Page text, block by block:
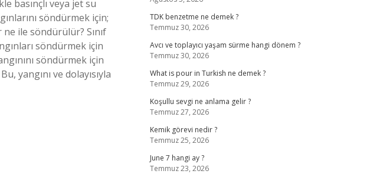
basınçlı veya jet su
söndürmek için;
ne ile söndürülür? Sınıf
söndürmek için
söndürmek için
yangını ve dolayısıyla
TDK benzetme ne demek ?
Temmuz 30, 2026
Avcı ve toplayıcı yaşam sürme hangi dönem ?
Temmuz 30, 2026
What is pour in Turkish ne demek ?
Temmuz 29, 2026
Koşullu sevgi ne anlama gelir ?
Temmuz 27, 2026
Kemik görevi nedir ?
Temmuz 25, 2026
June 7 hangi ay ?
Temmuz 23, 2026